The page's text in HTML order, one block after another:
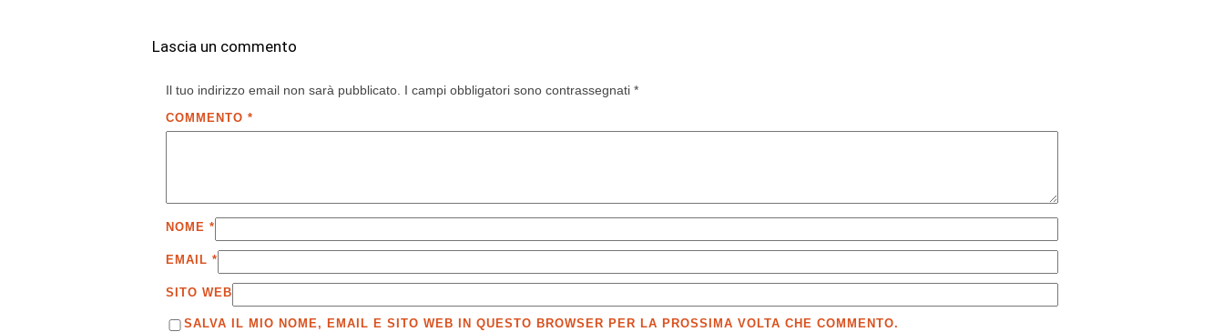
Lascia un commento
Il tuo indirizzo email non sarà pubblicato. I campi obbligatori sono contrassegnati *
COMMENTO *
NOME *
EMAIL *
SITO WEB
SALVA IL MIO NOME, EMAIL E SITO WEB IN QUESTO BROWSER PER LA PROSSIMA VOLTA CHE COMMENTO.